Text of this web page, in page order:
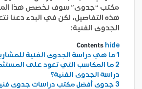
مكتب “جدوى” سوف نخصص هذا
هذه التفاصيل، لكن في البدء دعنا
الجدوى الفنية:
Contents hide
1ما هي دراسة الجدوى الفنية
2 ما المكاسب التي تعود على
دراسة الجدوى الفنية؟
3 جدوى أفضل مكتب دراسات جدوى